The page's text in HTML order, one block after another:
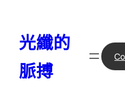
光纖的
脈搏